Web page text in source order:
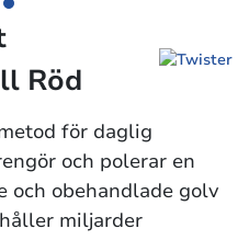
Röd
för daglig
och polerar en
och obehandlade golv
miljarder